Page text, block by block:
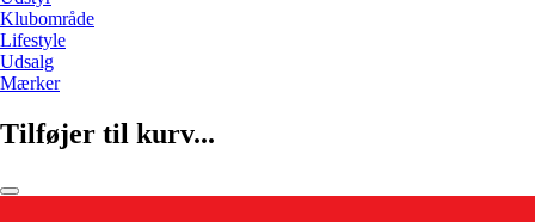
Klubområde
Lifestyle
Udsalg
Mærker
Tilføjer til kurv...